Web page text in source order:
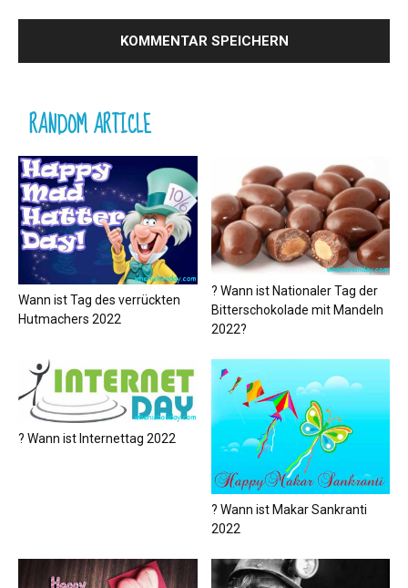
RANDOM ARTICLE
Wann ist Tag des verrückten
Hutmachers 2022
? Wann ist Nationaler Tag der
Bitterschokolade mit Mandeln
2022?
? Wann ist Internettag 2022
? Wann ist Makar Sankranti
2022